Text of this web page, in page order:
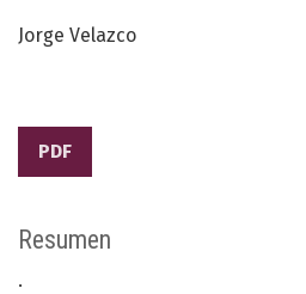
Jorge Velazco
PDF
Resumen
.